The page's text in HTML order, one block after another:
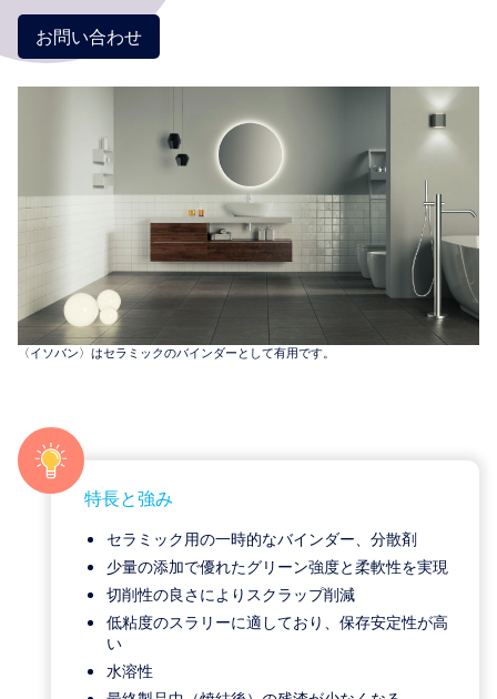
お問い合わせ
〈イソバン〉はセラミックのバインダーとして有用です。
特長と強み
セラミック用の一時的なバインダー、分散剤
少量の添加で優れたグリーン強度と柔軟性を実現
切削性の良さによりスクラップ削減
低粘度のスラリーに適しており、保存安定性が高
い
水溶性